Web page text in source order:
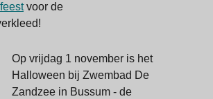
voor de
Op vrijdag 1 november is het
Halloween bij Zwembad De
Zandzee in Bussum - de